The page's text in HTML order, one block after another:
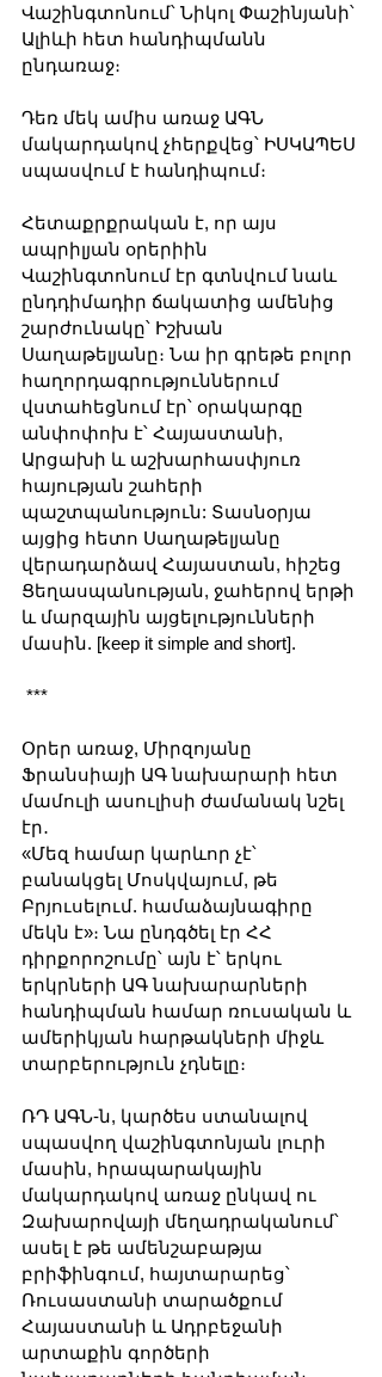
Վաշինգտոնում՝ Նիկոլ Փաշինյանի՝
Ալիևի հետ հանդիպմանն
ընդառաջ։
Դեռ մեկ ամիս առաջ ԱԳՆ
մակարդակով չհերքվեց՝ ԻՍԿԱՊԵՍ
սպասվում է հանդիպում։
Հետաքրքրական է, որ այս
ապրիլյան օրերիին
Վաշինգտոնում էր գտնվում նաև
ընդդիմադիր ճակատից ամենից
շարժունակը՝ Իշխան
Սաղաթելյանը։ Նա իր գրեթե բոլոր
հաղորդագրություններում
վստահեցնում էր՝ օրակարգը
անփոփոխ է՝ Հայաստանի,
Արցախի և աշխարհասփյուռ
հայության շահերի
պաշտպանություն: Տասնօրյա
այցից հետո Սաղաթելյանը
վերադարձավ Հայաստան, հիշեց
Ցեղասպանության, ջահերով երթի
և մարզային այցելությունների
մասին. [keep it simple and short].
***
Օրեր առաջ, Միրզոյանը
Ֆրանսիայի ԱԳ նախարարի հետ
մամուլի ասուլիսի ժամանակ նշել
էր․
«Մեզ համար կարևոր չէ՝
բանակցել Մոսկվայում, թե
Բրյուսելում. համաձայնագիրը
մեկն է»։ Նա ընդգծել էր ՀՀ
դիրքորոշումը՝ այն է՝ երկու
երկրների ԱԳ նախարարների
հանդիպման համար ռուսական և
ամերիկյան հարթակների միջև
տարբերություն չդնելը։
ՌԴ ԱԳՆ-ն, կարծես ստանալով
սպասվող վաշինգտոնյան լուրի
մասին, հրապարակային
մակարդակով առաջ ընկավ ու
Զախարովայի մեղադրականում՝
ասել է թե ամենշաբաթյա
բրիֆինգում, հայտարարեց՝
Ռուսաստանի տարածքում
Հայաստանի և Ադրբեջանի
արտաքին գործերի